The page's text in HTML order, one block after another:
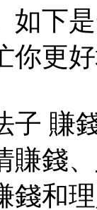
如下
你更
子 賺
錢、
錢和